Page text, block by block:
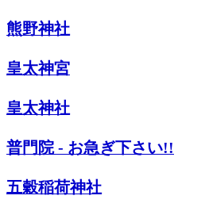
熊野神社
皇太神宮
皇太神社
普門院 - お急ぎ下さい!!
五穀稲荷神社